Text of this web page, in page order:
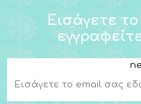
Εισάγετε